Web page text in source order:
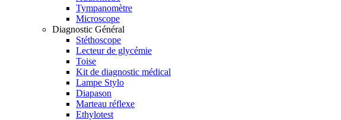
Tympanomètre
Microscope
Diagnostic Général
Stéthoscope
Lecteur de glycémie
Toise
Kit de diagnostic médical
Lampe Stylo
Diapason
Marteau réflexe
Ethylotest